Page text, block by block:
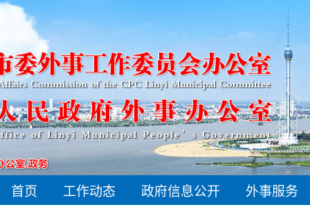
首页 工作动态 政府信息公开 外事服务